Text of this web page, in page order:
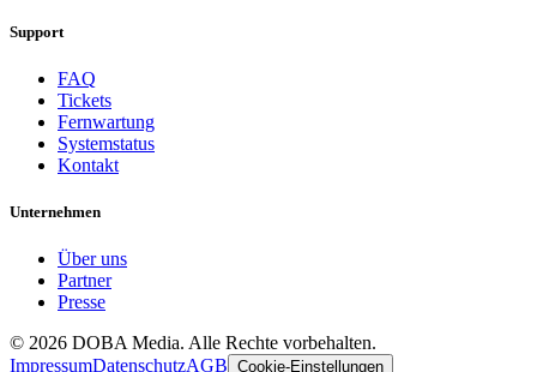
Support
FAQ
Tickets
Fernwartung
Systemstatus
Kontakt
Unternehmen
Über uns
Partner
Presse
© 2026 DOBA Media. Alle Rechte vorbehalten.
ImpressumDatenschutzAGB Cookie-Einstellungen